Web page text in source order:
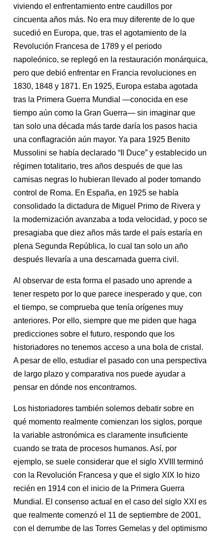
viviendo el enfrentamiento entre caudillos por
cincuenta años más. No era muy diferente de lo que
sucedió en Europa, que, tras el agotamiento de la
Revolución Francesa de 1789 y el periodo
napoleónico, se replegó en la restauración monárquica,
pero que debió enfrentar en Francia revoluciones en
1830, 1848 y 1871. En 1925, Europa estaba agotada
tras la Primera Guerra Mundial —conocida en ese
tiempo aún como la Gran Guerra— sin imaginar que
tan solo una década más tarde daría los pasos hacia
una conflagración aún mayor. Ya para 1925 Benito
Mussolini se había declarado “Il Duce” y establecido un
régimen totalitario, tres años después de que las
camisas negras lo hubieran llevado al poder tomando
control de Roma. En España, en 1925 se había
consolidado la dictadura de Miguel Primo de Rivera y
la modernización avanzaba a toda velocidad, y poco se
presagiaba que diez años más tarde el país estaría en
plena Segunda República, lo cual tan solo un año
después llevaría a una descarnada guerra civil.
Al observar de esta forma el pasado uno aprende a
tener respeto por lo que parece inesperado y que, con
el tiempo, se comprueba que tenía orígenes muy
anteriores. Por ello, siempre que me piden que haga
predicciones sobre el futuro, respondo que los
historiadores no tenemos acceso a una bola de cristal.
A pesar de ello, estudiar el pasado con una perspectiva
de largo plazo y comparativa nos puede ayudar a
pensar en dónde nos encontramos.
Los historiadores también solemos debatir sobre en
qué momento realmente comienzan los siglos, porque
la variable astronómica es claramente insuficiente
cuando se trata de procesos humanos. Así, por
ejemplo, se suele considerar que el siglo XVIII terminó
con la Revolución Francesa y que el siglo XIX lo hizo
recién en 1914 con el inicio de la Primera Guerra
Mundial. El consenso actual en el caso del siglo XXI es
que realmente comenzó el 11 de septiembre de 2001,
con el derrumbe de las Torres Gemelas y del optimismo